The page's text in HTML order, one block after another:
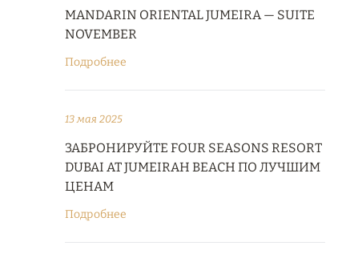
MANDARIN ORIENTAL JUMEIRA — SUITE
NOVEMBER
Подробнее
13 мая 2025
ЗАБРОНИРУЙТЕ FOUR SEASONS RESORT
DUBAI AT JUMEIRAH BEACH ПО ЛУЧШИМ
ЦЕНАМ
Подробнее